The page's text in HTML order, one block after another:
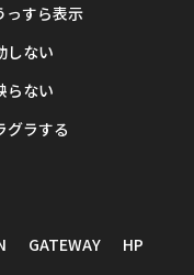
っすら表示
しない
らない
グラする
GATEWAY
HP